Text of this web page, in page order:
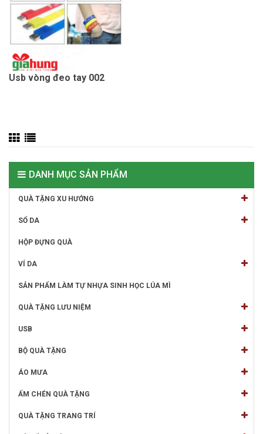
Usb vòng đeo tay 002
DANH MỤC SẢN PHẨM
QUÀ TẶNG XU HƯỚNG
SỔ DA
HỘP ĐỰNG QUÀ
VÍ DA
SẢN PHẨM LÀM TỰ NHỰA SINH HỌC LÚA MÌ
QUÀ TẶNG LƯU NIỆM
USB
BỘ QUÀ TẶNG
ÁO MƯA
ẤM CHÉN QUÀ TẶNG
QUÀ TẶNG TRANG TRÍ